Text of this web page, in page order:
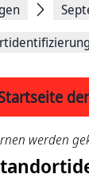
werden